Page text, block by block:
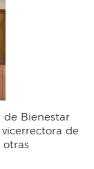
de Bienestar
de
otras